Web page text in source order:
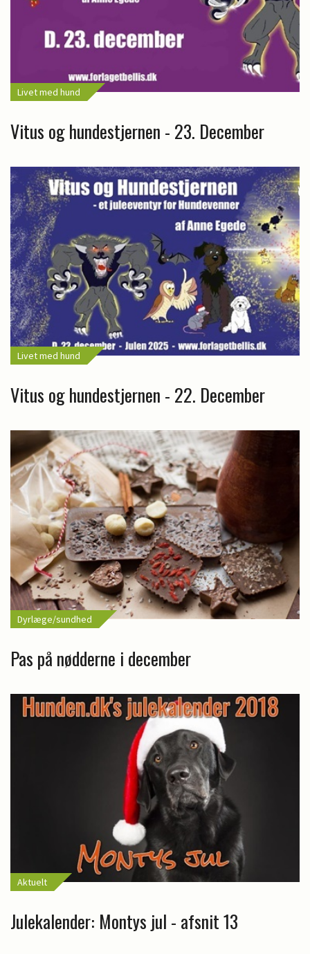
Livet med hund
Vitus og hundestjernen - 23. December
Livet med hund
Vitus og hundestjernen - 22. December
Dyrlæge/sundhed
Pas på nødderne i december
Aktuelt
Julekalender: Montys jul - afsnit 13